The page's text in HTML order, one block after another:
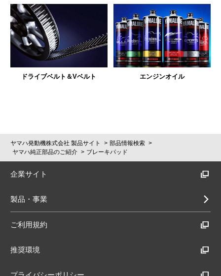
ドライブベルト＆Vベルト エンジンオイル
ヤマハ発動機株式会社 製品サイト
部品情報検索
ヤマハ純正部品のご紹介
ブレーキパッド
企業サイト
製品・事業
ご利用規約
推奨環境